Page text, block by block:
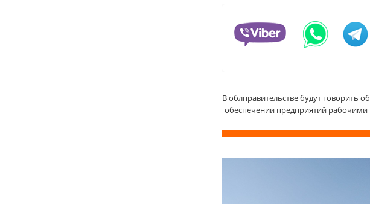
В облправительстве будут говорить об
обеспечении предприятий рабочими